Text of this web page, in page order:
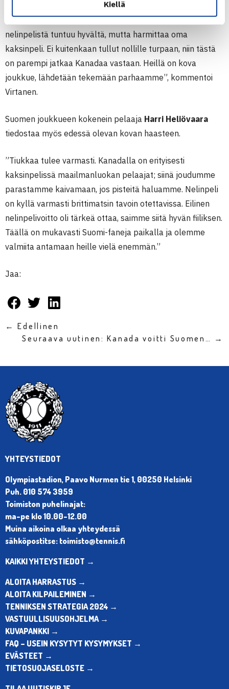
Kiellä
”Avauspäivästä jäi mielenkiintoiset fiilikset, voitto
nelinpelistä tuntuu hyvältä, mutta harmittaa oma
kaksinpeli. Ei kuitenkaan tullut nollille turpaan, niin tästä
on parempi jatkaa Kanadaa vastaan. Heillä on kova
joukkue, lähdetään tekemään parhaamme”, kommentoi
Virtanen.
Suomen joukkueen kokenein pelaaja Harri Heliövaara
tiedostaa myös edessä olevan kovan haasteen.
”Tiukkaa tulee varmasti. Kanadalla on erityisesti
kaksinpelissä maailmanluokan pelaajat; siinä joudumme
parastamme kaivamaan, jos pisteitä haluamme. Nelinpeli
on kyllä varmasti brittimatsin tavoin otettavissa. Eilinen
nelinpelivoitto oli tärkeä ottaa, saimme siitä hyvän fiiliksen.
Täällä on mukavasti Suomi-faneja paikalla ja olemme
valmiita antamaan heille vielä enemmän.”
Jaa:
← Edellinen
Seuraava uutinen: Kanada voitti Suomen… →
YHTEYSTIEDOT
Olympiastadion, Paavo Nurmen tie 1, 00250 Helsinki
Puh. 010 574 3959
Toimiston puhelinajat:
ma-pe klo 10.00-12.00
Muina aikoina olkaa yhteydessä
sähköpostitse: toimisto@tennis.fi
KAIKKI YHTEYSTIEDOT →
ALOITA HARRASTUS →
ALOITA KILPAILEMINEN →
TENNIKSEN STRATEGIA 2024 →
VASTUULLISUUSOHJELMA →
KUVAPANKKI →
FAQ – USEIN KYSYTYT KYSYMYKSET →
EVÄSTEET →
TIETOSUOJASELOSTE →